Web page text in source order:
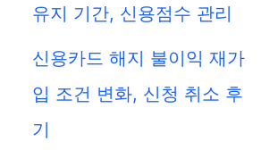
유지 기간, 신용점수 관리
신용카드 해지 불이익 재가
입 조건 변화, 신청 취소 후
기